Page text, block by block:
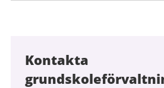
Kontakta